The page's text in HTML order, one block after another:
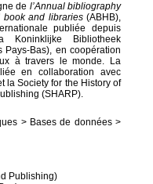
de l’Annual bibliography
book and libraries(ABHB),
publiée depuis
Bibliotheek
Bas), en coopération
à travers le monde. La
en collaboration avec
la Society for the History of
(SHARP).
> Bases de données >
Publishing)